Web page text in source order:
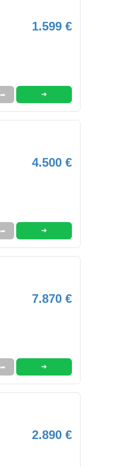
1.599 €
➦ ➜
4.500 €
➦ ➜
7.870 €
➦ ➜
2.890 €